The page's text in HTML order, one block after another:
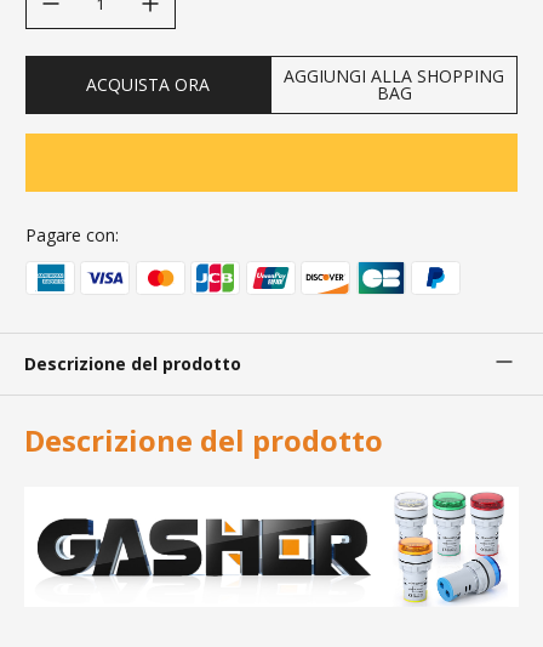
ACQUISTA ORA AGGIUNGI ALLA SHOPPING
BAG
Pagare con:
Descrizione del prodotto
Descrizione del prodotto